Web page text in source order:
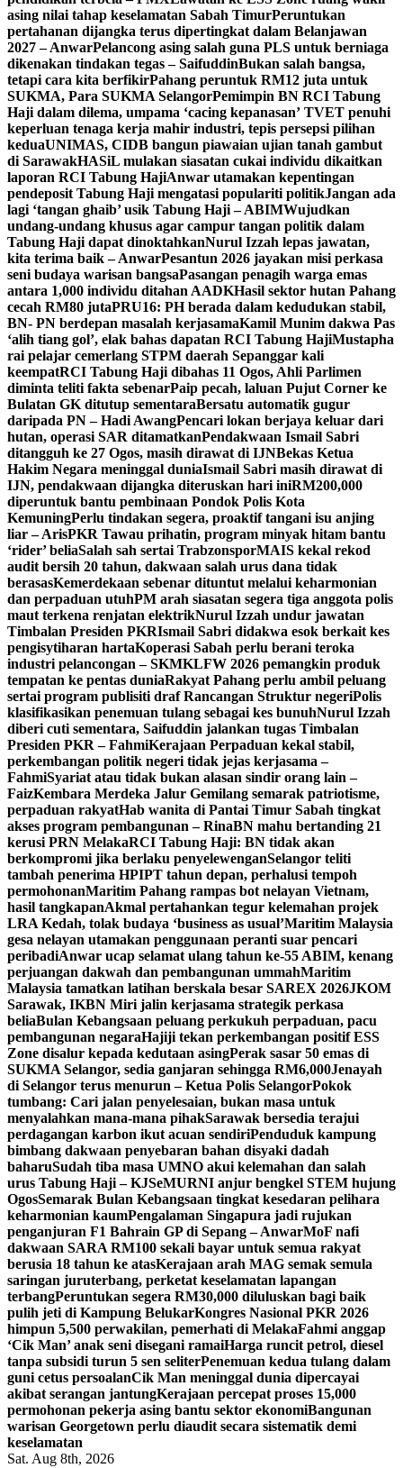
asing nilai tahap keselamatan Sabah TimurPeruntukan
pertahanan dijangka terus dipertingkat dalam Belanjawan
2027 – AnwarPelancong asing salah guna PLS untuk berniaga
dikenakan tindakan tegas – SaifuddinBukan salah bangsa,
tetapi cara kita berfikirPahang peruntuk RM12 juta untuk
SUKMA, Para SUKMA SelangorPemimpin BN RCI Tabung
Haji dalam dilema, umpama ‘cacing kepanasan’ TVET penuhi
keperluan tenaga kerja mahir industri, tepis persepsi pilihan
keduaUNIMAS, CIDB bangun piawaian ujian tanah gambut
di SarawakHASiL mulakan siasatan cukai individu dikaitkan
laporan RCI Tabung HajiAnwar utamakan kepentingan
pendeposit Tabung Haji mengatasi populariti politikJangan ada
lagi ‘tangan ghaib’ usik Tabung Haji – ABIMWujudkan
undang-undang khusus agar campur tangan politik dalam
Tabung Haji dapat dinoktahkanNurul Izzah lepas jawatan,
kita terima baik – AnwarPesantun 2026 jayakan misi perkasa
seni budaya warisan bangsaPasangan penagih warga emas
antara 1,000 individu ditahan AADKHasil sektor hutan Pahang
cecah RM80 jutaPRU16: PH berada dalam kedudukan stabil,
BN- PN berdepan masalah kerjasamaKamil Munim dakwa Pas
‘alih tiang gol’, elak bahas dapatan RCI Tabung HajiMustapha
rai pelajar cemerlang STPM daerah Sepanggar kali
keempatRCI Tabung Haji dibahas 11 Ogos, Ahli Parlimen
diminta teliti fakta sebenarPaip pecah, laluan Pujut Corner ke
Bulatan GK ditutup sementaraBersatu automatik gugur
daripada PN – Hadi AwangPencari lokan berjaya keluar dari
hutan, operasi SAR ditamatkanPendakwaan Ismail Sabri
ditangguh ke 27 Ogos, masih dirawat di IJNBekas Ketua
Hakim Negara meninggal duniaIsmail Sabri masih dirawat di
IJN, pendakwaan dijangka diteruskan hari iniRM200,000
diperuntuk bantu pembinaan Pondok Polis Kota
KemuningPerlu tindakan segera, proaktif tangani isu anjing
liar – ArisPKR Tawau prihatin, program minyak hitam bantu
‘rider’ beliaSalah sah sertai TrabzonsporMAIS kekal rekod
audit bersih 20 tahun, dakwaan salah urus dana tidak
berasasKemerdekaan sebenar dituntut melalui keharmonian
dan perpaduan utuhPM arah siasatan segera tiga anggota polis
maut terkena renjatan elektrikNurul Izzah undur jawatan
Timbalan Presiden PKRIsmail Sabri didakwa esok berkait kes
pengisytiharan hartaKoperasi Sabah perlu berani teroka
industri pelancongan – SKMKLFW 2026 pemangkin produk
tempatan ke pentas duniaRakyat Pahang perlu ambil peluang
sertai program publisiti draf Rancangan Struktur negeriPolis
klasifikasikan penemuan tulang sebagai kes bunuhNurul Izzah
diberi cuti sementara, Saifuddin jalankan tugas Timbalan
Presiden PKR – FahmiKerajaan Perpaduan kekal stabil,
perkembangan politik negeri tidak jejas kerjasama –
FahmiSyariat atau tidak bukan alasan sindir orang lain –
FaizKembara Merdeka Jalur Gemilang semarak patriotisme,
perpaduan rakyatHab wanita di Pantai Timur Sabah tingkat
akses program pembangunan – RinaBN mahu bertanding 21
kerusi PRN MelakaRCI Tabung Haji: BN tidak akan
berkompromi jika berlaku penyelewenganSelangor teliti
tambah penerima HPIPT tahun depan, perhalusi tempoh
permohonanMaritim Pahang rampas bot nelayan Vietnam,
hasil tangkapanAkmal pertahankan tegur kelemahan projek
LRA Kedah, tolak budaya ‘business as usual’Maritim Malaysia
gesa nelayan utamakan penggunaan peranti suar pencari
peribadiAnwar ucap selamat ulang tahun ke-55 ABIM, kenang
perjuangan dakwah dan pembangunan ummahMaritim
Malaysia tamatkan latihan berskala besar SAREX 2026JKOM
Sarawak, IKBN Miri jalin kerjasama strategik perkasa
beliaBulan Kebangsaan peluang perkukuh perpaduan, pacu
pembangunan negaraHajiji tekan perkembangan positif ESS
Zone disalur kepada kedutaan asingPerak sasar 50 emas di
SUKMA Selangor, sedia ganjaran sehingga RM6,000Jenayah
di Selangor terus menurun – Ketua Polis SelangorPokok
tumbang: Cari jalan penyelesaian, bukan masa untuk
menyalahkan mana-mana pihakSarawak bersedia terajui
perdagangan karbon ikut acuan sendiriPenduduk kampung
bimbang dakwaan penyebaran bahan disyaki dadah
baharuSudah tiba masa UMNO akui kelemahan dan salah
urus Tabung Haji – KJSeMURNI anjur bengkel STEM hujung
OgosSemarak Bulan Kebangsaan tingkat kesedaran pelihara
keharmonian kaumPengalaman Singapura jadi rujukan
penganjuran F1 Bahrain GP di Sepang – AnwarMoF nafi
dakwaan SARA RM100 sekali bayar untuk semua rakyat
berusia 18 tahun ke atasKerajaan arah MAG semak semula
saringan juruterbang, perketat keselamatan lapangan
terbangPeruntukan segera RM30,000 diluluskan bagi baik
pulih jeti di Kampung BelukarKongres Nasional PKR 2026
himpun 5,500 perwakilan, pemerhati di MelakaFahmi anggap
‘Cik Man’ anak seni disegani ramaiHarga runcit petrol, diesel
tanpa subsidi turun 5 sen seliterPenemuan kedua tulang dalam
guni cetus persoalanCik Man meninggal dunia dipercayai
akibat serangan jantungKerajaan percepat proses 15,000
permohonan pekerja asing bantu sektor ekonomiBangunan
warisan Georgetown perlu diaudit secara sistematik demi
keselamatan
Sat. Aug 8th, 2026